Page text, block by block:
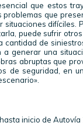
que estos
que
difíciles.
puede sufrir
de
generar una
abruptas que
de seguridad, en
inicio de Autovía